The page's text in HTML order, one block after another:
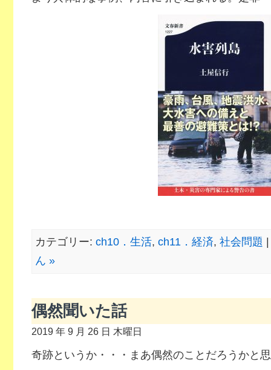
カテゴリー: ch10．生活, ch11．経済, 社会問題
ん »
偶然聞いた話
2019 年 9 月 26 日 木曜日
奇跡というか・・・まあ偶然のことだろうかと